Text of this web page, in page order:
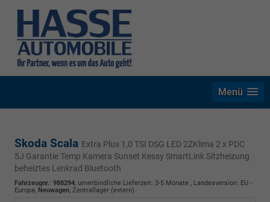
Menü
Skoda Scala Extra Plus 1,0 TSI DSG LED 2ZKlima 2 x PDC
5J Garantie Temp Kamera Sunset Kessy SmartLink Sitzheizung
beheiztes Lenkrad Bluetooth
Fahrzeugnr.: 988294, unverbindliche Lieferzeit: 3-5 Monate , Landesversion: EU -
Europa, Neuwagen, Zentrallager (extern)